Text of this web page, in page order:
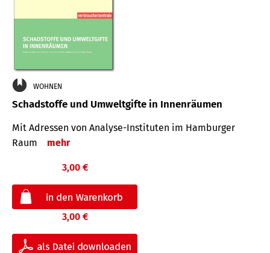
WOHNEN
Schadstoffe und Umweltgifte in Innenräumen
Mit Adressen von Analyse-Insti­tuten im Hamburger
Raum
mehr
3,00 €
3,00 €